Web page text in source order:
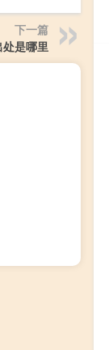
下一篇
是哪里